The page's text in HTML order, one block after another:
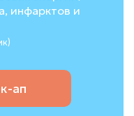
инфарктов и
ап